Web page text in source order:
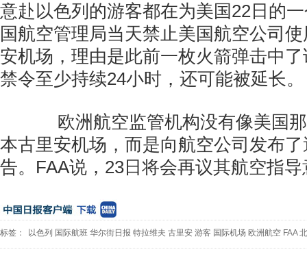
意赴以色列的游客都在为美国22日的
国航空管理局当天禁止美国航空公司
安机场，理由是此前一枚火箭弹击中
禁令至少持续24小时，还可能被延长。
欧洲航空监管机构没有像美国那
本古里安机场，而是向航空公司发布
告。FAA说，23日将会再议其航空指
标签： 以色列 国际航班 华尔街日报 特拉维夫 古里安 游客 国际机场 欧洲航空 FAA